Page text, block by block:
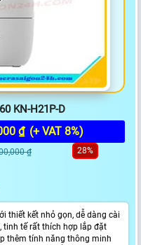
KN-H21P-D
₫ (+ VAT 8%)
₫ 28%
thiết kết nhỏ gọn, dễ dàng cài
tinh tế rất thích hợp lắp đặt
thêm tính năng thông minh